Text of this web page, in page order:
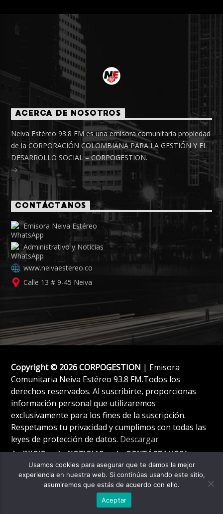
ACERCA DE NOSOTROS
Neiva Estéreo 93.8 FM es una emisora comunitaria propiedad
de la CORPORACIÓN COLOMBIANA PARA LA GESTIÓN Y EL
DESARROLLO SOCIAL – CORPOGESTION.
CONTÁCTANOS
Emisora Neiva Estéreo
Administrativo y Noticias
www.neivaestereo.co
Calle 13 # 9-45 Neiva
Copyright © 2026 CORPOGESTION | Emisora
Comunitaria Neiva Estéreo 93.8 FM.Todos los
derechos reservados. Al suscribirte, proporcionas
información personal que utilizaremos
exclusivamente para los fines de la suscripción.
Respetamos tu privacidad y cumplimos con todas las
leyes de protección de datos. Descargar
INICIO NOTICIAS CONTÁCTANOS!
Usamos cookies para asegurar que te damos la mejor
experiencia en nuestra web. Si continúas usando este sitio,
asumiremos que estás de acuerdo con ello.
Aceptar